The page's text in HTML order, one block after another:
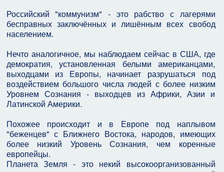
Российский "коммунизм" - это рабство с лагерями
бесправных заключённых и лишённым всех свобод
населением.
Нечто аналогичное, мы наблюдаем сейчас в США, где
демократия, установленная белыми американцами,
выходцами из Европы, начинает разрушаться под
воздействием большого числа людей с более низким
Уровнем Сознания - выходцев из Африки, Азии и
Латинской Америки.
Похожее происходит и в Европе под наплывом
"беженцев" с Ближнего Востока, народов, имеющих
более низкий Уровень Сознания, чем коренные
европейцы.
Планета Земля - это некий высокоорганизованный